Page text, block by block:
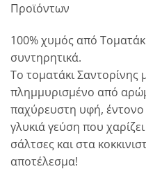
Προϊόντων
100% χυμός από
συντηρητικά.
Το τοματάκι Σαντορίνης
πλημμυρισμένο από
παχύρευστη υφή, έντονο
γλυκιά γεύση που
σάλτσες και στα
αποτέλεσμα!